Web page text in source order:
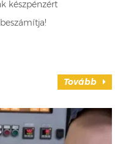
készpénzért
Tovább